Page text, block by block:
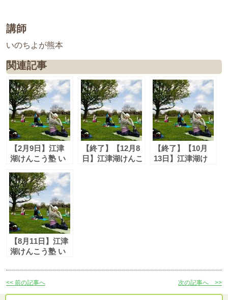
講師
いのちよが熊本
関連記事
【2月9日】江津
湖けんこう塾 い
募集！
【終了】【12月8
日】江津湖けんこ
【終了】【10月
13日】江津湖け
【8月11日】江津
湖けんこう塾 い
募集！
<< 前の記事へ 次の記事へ >>